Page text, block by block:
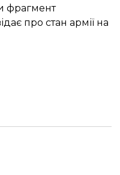
фрагмент
про стан армії на